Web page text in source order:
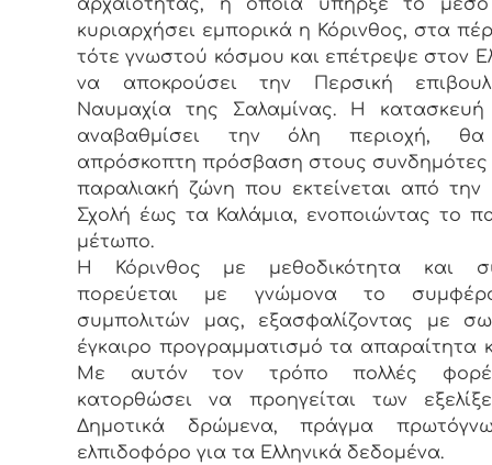
αρχαιότητας, η οποία υπήρξε το
κυριαρχήσει εμπορικά η Κόρινθος, στα
τότε γνωστού κόσμου και επέτρεψε στον
να αποκρούσει την Περσική
Ναυμαχία της Σαλαμίνας. Η
αναβαθμίσει την όλη περιοχή,
απρόσκοπτη πρόσβαση στους
παραλιακή ζώνη που εκτείνεται από την
Σχολή έως τα Καλάμια, ενοποιώντας το
μέτωπο.
Η Κόρινθος με μεθοδικότητα και
πορεύεται με γνώμονα το
συμπολιτών μας, εξασφαλίζοντας με
έγκαιρο προγραμματισμό τα απαραίτητα
Με αυτόν τον τρόπο πολλές
κατορθώσει να προηγείται των
Δημοτικά δρώμενα, πράγμα
ελπιδοφόρο για τα Ελληνικά δεδομένα.